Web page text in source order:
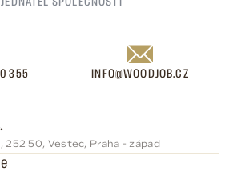
355 INFO@WOODJOB.CZ
252 50, Vestec, Praha - západ